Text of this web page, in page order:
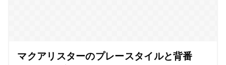
マクアリスターのプレースタイルと背番